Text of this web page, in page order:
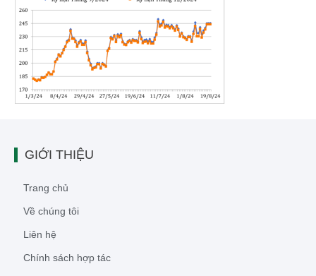
GIỚI THIỆU
Trang chủ
Về chúng tôi
Liên hệ
Chính sách hợp tác